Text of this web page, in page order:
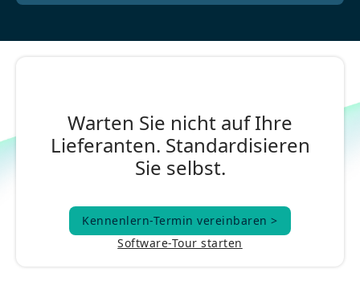
Warten Sie nicht auf Ihre
Lieferanten. Standardisieren
Sie selbst.
Kennenlern-Termin vereinbaren >
Kennenlern-Termin vereinbaren >
Software-Tour starten